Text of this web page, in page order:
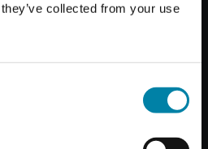
collected from your use
går ud over det
din bil frisk, pletfri og
at rengøre de områder på